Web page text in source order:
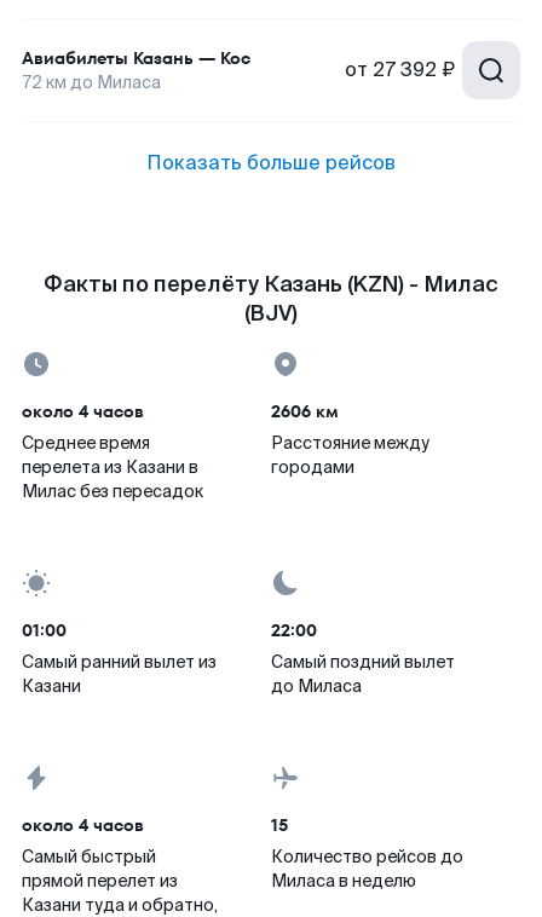
Авиабилеты Казань — Кос
72 км до Миласа от 27 392 ₽
Показать больше рейсов
Факты по перелёту Казань (KZN) - Милас
(BJV)
около 4 часов
Среднее время
перелета из Казани в
Милас без пересадок
2606 км
Расстояние между
городами
01:00
Самый ранний вылет из
Казани
22:00
Самый поздний вылет
до Миласа
около 4 часов
Самый быстрый
прямой перелет из
Казани туда и обратно,
15
Количество рейсов до
Миласа в неделю